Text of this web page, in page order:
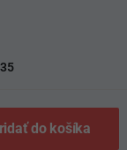
do košíka